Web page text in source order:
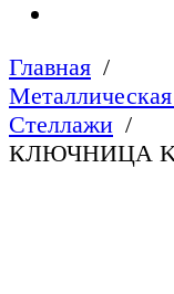
Главная
Стеллажи
КЛЮЧНИЦА